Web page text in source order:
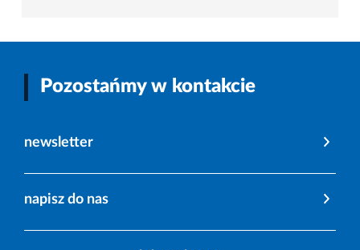
Pozostańmy w kontakcie
newsletter
napisz do nas